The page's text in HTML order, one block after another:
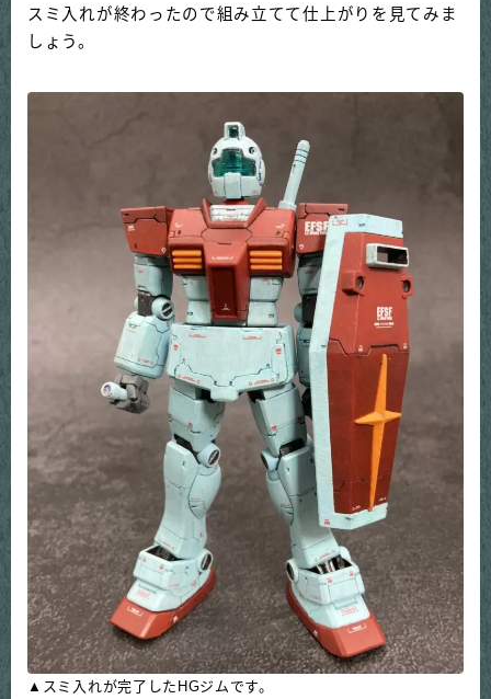
スミ入れが終わったので組み立てて仕上がりを見てみま
しょう。
▲スミ入れが完了したHGジムです。